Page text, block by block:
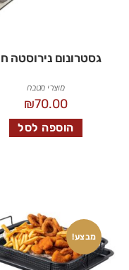
גסטרונום נירוסטה
מוצרי מטבח
₪70.00
הוספה לסל
מבצע!